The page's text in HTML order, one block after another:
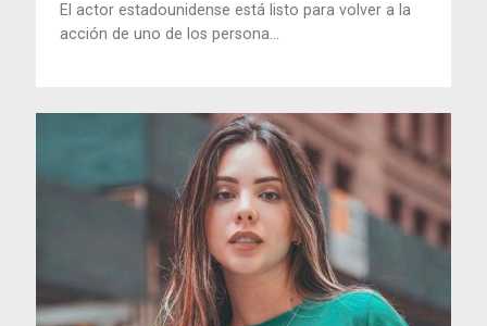
El actor estadounidense está listo para volver a la
acción de uno de los persona...